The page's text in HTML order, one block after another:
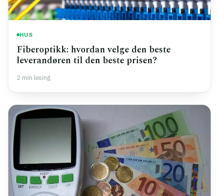
HUS
Fiberoptikk: hvordan velge den beste
leverandøren til den beste prisen?
2 min lesing